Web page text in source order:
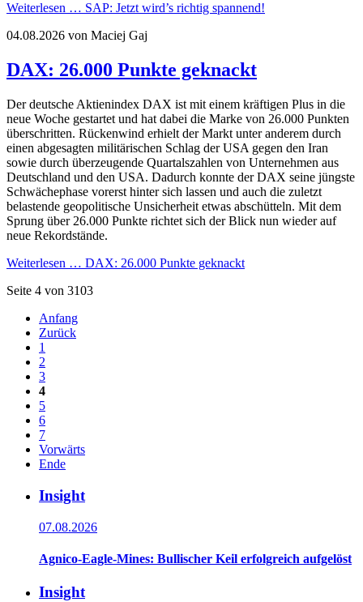
Weiterlesen … SAP: Jetzt wird’s richtig spannend!
04.08.2026 von Maciej Gaj
DAX: 26.000 Punkte geknackt
Der deutsche Aktienindex DAX ist mit einem kräftigen Plus in die
neue Woche gestartet und hat dabei die Marke von 26.000 Punkten
überschritten. Rückenwind erhielt der Markt unter anderem durch
einen abgesagten militärischen Schlag der USA gegen den Iran
sowie durch überzeugende Quartalszahlen von Unternehmen aus
Deutschland und den USA. Dadurch konnte der DAX seine jüngste
Schwächephase vorerst hinter sich lassen und auch die zuletzt
belastende geopolitische Unsicherheit etwas abschütteln. Mit dem
Sprung über 26.000 Punkte richtet sich der Blick nun wieder auf
neue Rekordstände.
Weiterlesen … DAX: 26.000 Punkte geknackt
Seite 4 von 3103
Anfang
Zurück
1
2
3
4
5
6
7
Vorwärts
Ende
Insight
07.08.2026
Agnico-Eagle-Mines: Bullischer Keil erfolgreich aufgelöst
Insight